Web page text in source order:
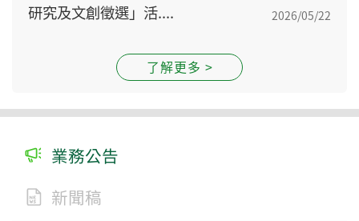
研究及文創徵選」活....
2026/05/22
了解更多 >
業務公告
新聞稿